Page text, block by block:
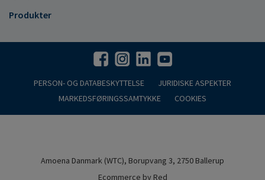
Produkter
PERSON- OG DATABESKYTTELSE
JURIDISKE ASPEKTER
MARKEDSFØRINGSSAMTYKKE
COOKIES
Amoena Danmark (WTC), Borupvang 3, 2750 Ballerup
Ecommerce by Red